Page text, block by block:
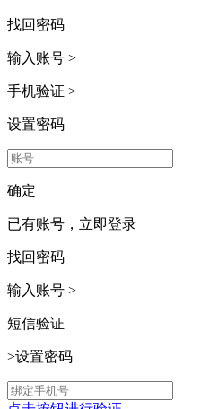
找回密码
输入账号 >
手机验证 >
设置密码
确定
已有账号， 立即登录
找回密码
输入账号 >
短信验证
>设置密码